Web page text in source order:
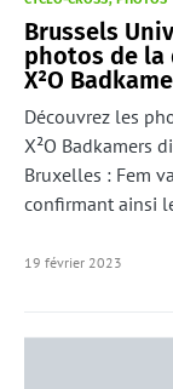
Brussels
photos de la
X²O
Découvrez les
X²O Badkamers
Bruxelles : Fem
confirmant ainsi
19 février 2023